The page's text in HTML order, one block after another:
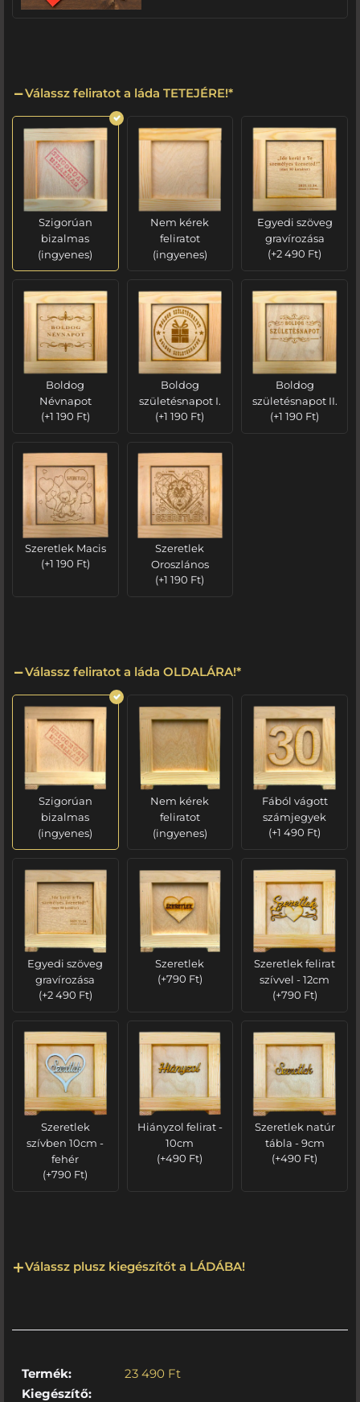
Válassz feliratot a láda TETEJÉRE!*
Szigorúan
bizalmas
(ingyenes)
Nem kérek
feliratot
(ingyenes)
Egyedi szöveg
gravírozása
(+2 490 Ft)
Boldog
Névnapot
(+1 190 Ft)
Boldog
születésnapot I.
(+1 190 Ft)
Boldog
születésnapot II.
(+1 190 Ft)
Szeretlek Macis
(+1 190 Ft)
Szeretlek
Oroszlános
(+1 190 Ft)
Válassz feliratot a láda OLDALÁRA!*
Szigorúan
bizalmas
(ingyenes)
Nem kérek
feliratot
(ingyenes)
Fából vágott
számjegyek
(+1 490 Ft)
Egyedi szöveg
gravírozása
(+2 490 Ft)
Szeretlek
(+790 Ft)
Szeretlek felirat
szívvel - 12cm
(+790 Ft)
Szeretlek
szívben 10cm -
fehér
(+790 Ft)
Hiányzol felirat -
10cm
(+490 Ft)
Szeretlek natúr
tábla - 9cm
(+490 Ft)
Válassz plusz kiegészítőt a LÁDÁBA!
Termék: 23 490 Ft
Kiegészítő: